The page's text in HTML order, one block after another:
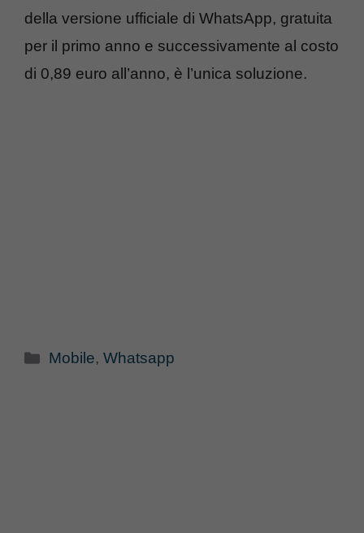
della versione ufficiale di WhatsApp, gratuita
per il primo anno e successivamente al costo
di 0,89 euro all’anno, è l’unica soluzione.
Categorie
Mobile,Whatsapp